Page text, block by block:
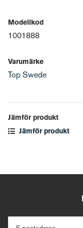
Modellkod
1001888
Varumärke
Top Swede
Jämför produkt
Jämför produkt